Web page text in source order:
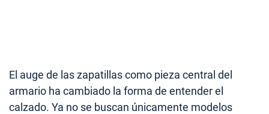
El auge de las zapatillas como pieza central del
armario ha cambiado la forma de entender el
calzado. Ya no se buscan únicamente modelos